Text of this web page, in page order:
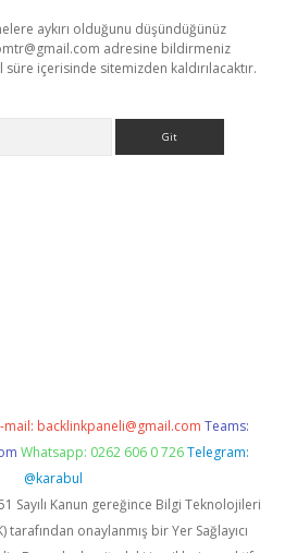
aykırı olduğunu düşündüğünüz
adresine bildirmeniz
içerisinde sitemizden kaldırılacaktır.
mail: backlinkpaneli@gmail.com Teams:
Whatsapp: 0262 606 0 726 Telegram:
@karabul
Sayılı Kanun gereğince Bilgi Teknolojileri
tarafından onaylanmış bir Yer Sağlayıcı